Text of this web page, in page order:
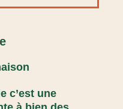
c’est une